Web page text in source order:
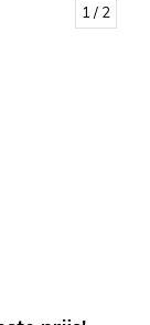
1 / 2